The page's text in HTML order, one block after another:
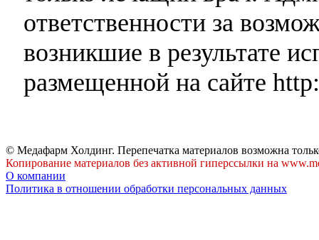
ответственности за
возникшие в результате
размещенной на сайте
© Медафарм Холдинг. Перепечатка материалов возможна
Копирование материалов без активной гиперссылки на
О компании
Политика в отношении обработки персональных данных